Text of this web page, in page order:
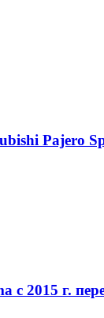
Pajero
2015 г.